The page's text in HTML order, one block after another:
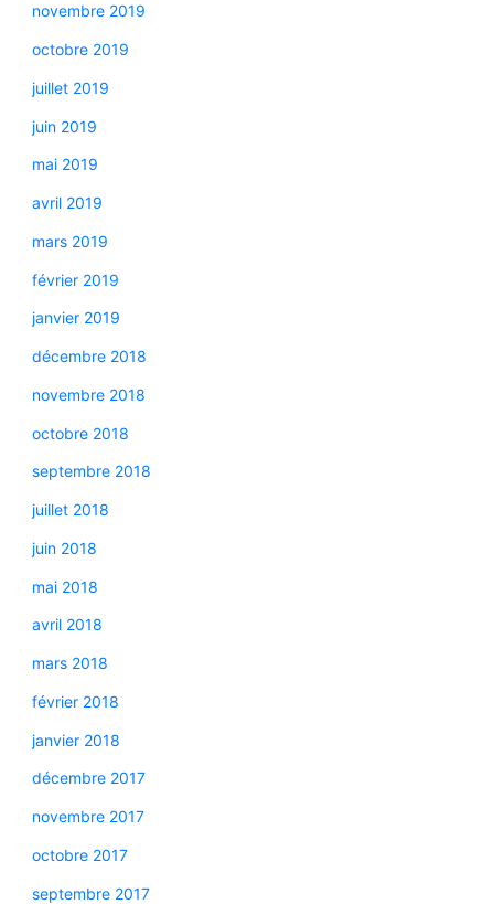
novembre 2019
octobre 2019
juillet 2019
juin 2019
mai 2019
avril 2019
mars 2019
février 2019
janvier 2019
décembre 2018
novembre 2018
octobre 2018
septembre 2018
juillet 2018
juin 2018
mai 2018
avril 2018
mars 2018
février 2018
janvier 2018
décembre 2017
novembre 2017
octobre 2017
septembre 2017